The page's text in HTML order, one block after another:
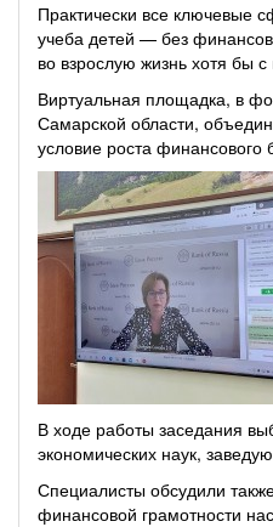
Практически все ключевые
учеба детей — без
во взрослую жизнь хотя бы
Виртуальная площадка, в
Самарской области,
условие роста финансового
В ходе работы заседания
экономических наук,
Специалисты обсудили
финансовой грамотности